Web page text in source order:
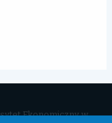
Ekonomiczny w